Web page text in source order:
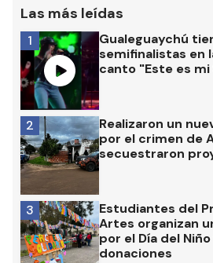
Las más leídas
Gualeguaychú
semifinalistas en
canto "Este es mi
1
Realizaron un
por el crimen de
secuestraron
2
Estudiantes del
Artes organizan
por el Día del
donaciones
3